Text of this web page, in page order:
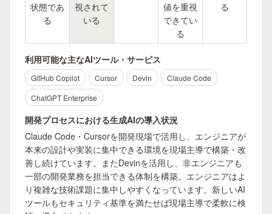
状態であ
る
視されて
いる
値を重視
できてい
る
る
利用可能な主なAIツール・サービス
GitHub Copilot Cursor Devin
Claude Code
ChatGPT Enterprise
開発プロセスにおける生成AIの導入状況
Claude Code・Cursorを開発現場で活用し、エンジニアが
本来の設計や実装に集中できる環境を現場主導で構築・改
善し続けています。またDevinを活用し、非エンジニアも
一部の開発業務を担当できる体制を構築。エンジニアはよ
り複雑な技術課題に集中しやすくなっています。新しいAI
ツールもセキュリティ基準を満たせば現場主導で柔軟に検